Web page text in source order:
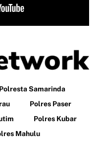
Polresta Samarinda
Polres Paser
Polres Kubar
Mahulu